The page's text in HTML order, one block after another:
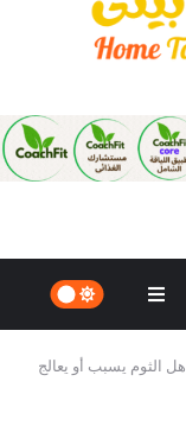
هل الثوم يسبب أو يعالج